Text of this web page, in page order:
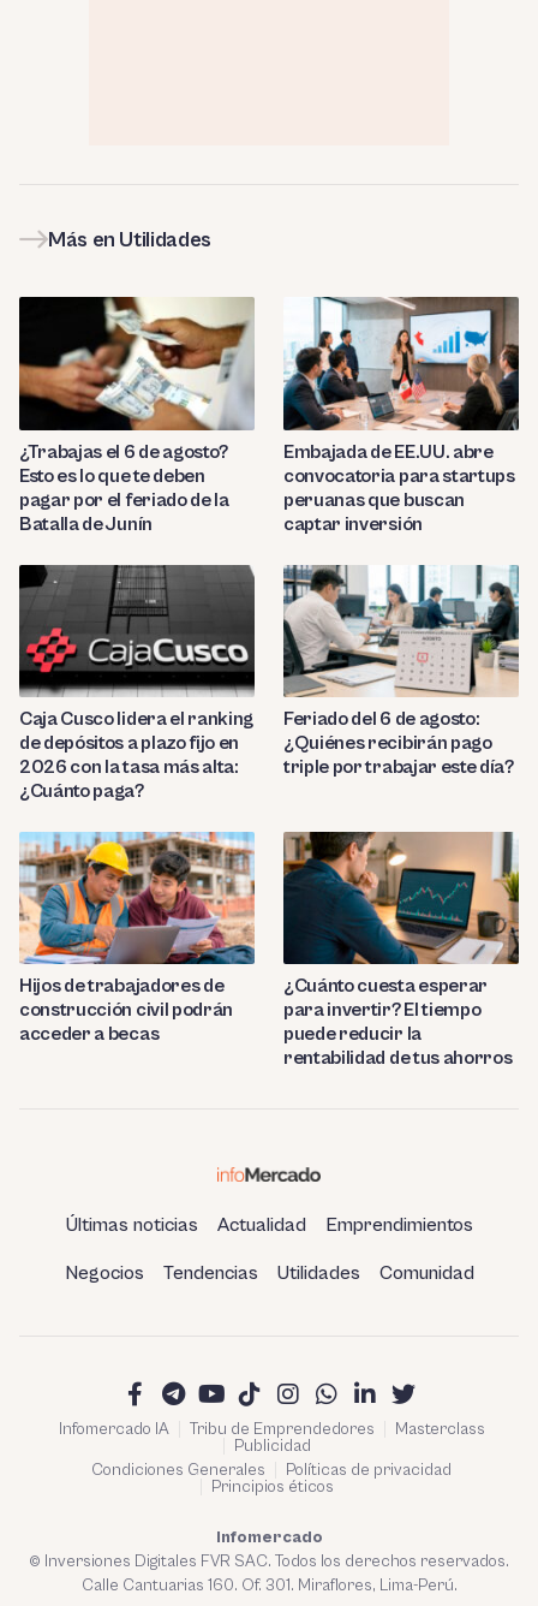
Más en Utilidades
¿Trabajas el 6 de agosto?
Esto es lo que te deben
pagar por el feriado de la
Batalla de Junín
Embajada de EE.UU. abre
convocatoria para startups
peruanas que buscan
captar inversión
Caja Cusco lidera el ranking
de depósitos a plazo fijo en
2026 con la tasa más alta:
¿Cuánto paga?
Feriado del 6 de agosto:
¿Quiénes recibirán pago
triple por trabajar este día?
Hijos de trabajadores de
construcción civil podrán
acceder a becas
¿Cuánto cuesta esperar
para invertir? El tiempo
puede reducir la
rentabilidad de tus ahorros
Últimas noticias Actualidad Emprendimientos
Negocios Tendencias Utilidades Comunidad
Infomercado IA Tribu de Emprendedores
Masterclass
Publicidad
Condiciones Generales
Políticas de privacidad
Principios éticos
Infomercado
© Inversiones Digitales FVR SAC. Todos los derechos reservados.
Calle Cantuarias 160. Of. 301. Miraflores, Lima-Perú.